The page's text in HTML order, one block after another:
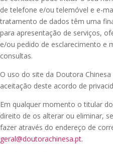
de telefone e/ou telemóvel e e-
tratamento de dados têm uma
para apresentação de serviços,
e/ou pedido de esclarecimento e
consultas.
O uso do site da Doutora Chinesa
aceitação deste acordo de
Em qualquer momento o titular
direito de os alterar ou eliminar,
fazer através do endereço de
geral@doutorachinesa.pt.